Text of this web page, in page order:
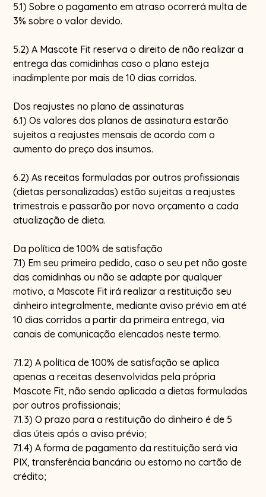
5.1) Sobre o pagamento em atraso ocorrerá multa de
3% sobre o valor devido.
5.2) A Mascote Fit reserva o direito de não realizar a
entrega das comidinhas caso o plano esteja
inadimplente por mais de 10 dias corridos.
Dos reajustes no plano de assinaturas
6.1) Os valores dos planos de assinatura estarão
sujeitos a reajustes mensais de acordo com o
aumento do preço dos insumos.
6.2) As receitas formuladas por outros profissionais
(dietas personalizadas) estão sujeitas a reajustes
trimestrais e passarão por novo orçamento a cada
atualização de dieta.
Da política de 100% de satisfação
7.1) Em seu primeiro pedido, caso o seu pet não goste
das comidinhas ou não se adapte por qualquer
motivo, a Mascote Fit irá realizar a restituição seu
dinheiro integralmente, mediante aviso prévio em até
10 dias corridos a partir da primeira entrega, via
canais de comunicação elencados neste termo.
7.1.2) A política de 100% de satisfação se aplica
apenas a receitas desenvolvidas pela própria
Mascote Fit, não sendo aplicada a dietas formuladas
por outros profissionais;
7.1.3) O prazo para a restituição do dinheiro é de 5
dias úteis após o aviso prévio;
7.1.4) A forma de pagamento da restituição será via
PIX, transferência bancária ou estorno no cartão de
crédito;